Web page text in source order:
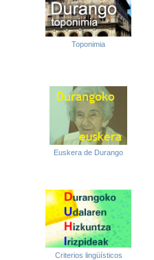
Toponimia
Euskera de Durango
Criterios lingüísticos